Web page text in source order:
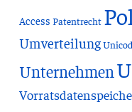
Access Patentrecht
Umverteilung
Unternehmen